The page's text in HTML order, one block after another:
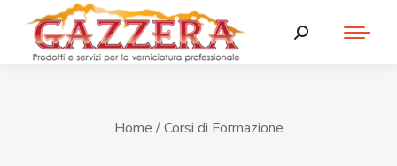
Home / Corsi di Formazione